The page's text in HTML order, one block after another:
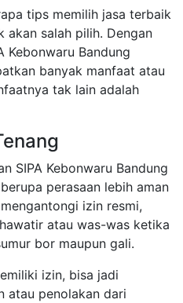
tips memilih jasa terbaik
salah pilih. Dengan
Kebonwaru Bandung
banyak manfaat atau
tak lain adalah
SIPA Kebonwaru Bandung
perasaan lebih aman
izin resmi,
atau was-was ketika
bor maupun gali.
izin, bisa jadi
atau penolakan dari